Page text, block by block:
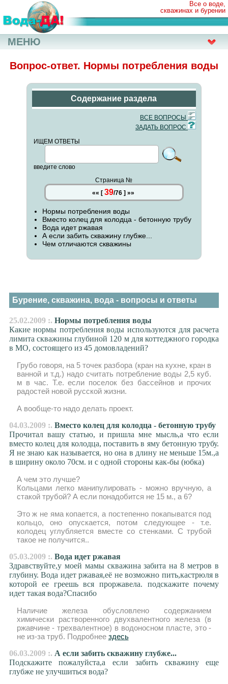
Все о воде,
скважинах и бурении
Вопрос-ответ. Нормы потребления воды
Содержание раздела
ВСЕ ВОПРОСЫ
ЗАДАТЬ ВОПРОС
ИЩЕМ ОТВЕТЫ
введите слово
Страница №
«« [ 39/76] »»
Нормы потребления воды
Вместо колец для колодца - бетонную трубу
Вода идет ржавая
А если забить скважину глубже...
Чем отличаются скважины
Бурение, скважина, вода - вопросы и ответы
25.02.2009 :. Нормы потребления воды
Какие нормы потребления воды используются для расчета
лимита скважины глубиной 120 м для коттеджного городка
в МО, состоящего из 45 домовладений?
Грубо говоря, на 5 точек разбора (кран на кухне, кран в
ванной и т.д.) надо считать потребление воды 2,5 куб.
м в час. Т.е. если поселок без бассейнов и прочих
радостей новой русской жизни.
А вообще-то надо делать проект.
04.03.2009 :. Вместо колец для колодца - бетонную трубу
Прочитал вашу статью, и пришла мне мысль,а что если
вместо колец для колодца, поставить в яму бетонную трубу.
Я не знаю как называется, но она в длину не меньше 15м.,а
в ширину около 70см. и с одной стороны как-бы (юбка)
А чем это лучше?
Кольцами легко манипулировать - можно вручную, а
стакой трубой? А если понадобится не 15 м., а 6?
Это ж не яма копается, а постепенно покапыватся под
кольцо, оно опускается, потом следующее - т.е.
колодец углубляется вместе со стенками. С трубой
такое не получится..
05.03.2009 :. Вода идет ржавая
Здравствуйте,у моей мамы скважина забита на 8 метров в
глубину. Вода идет ржавая,её не возможно пить,кастрюля в
которой ее греешь вся проржавела. подскажите почему
идет такая вода?Спасибо
Наличие железа обусловлено содержанием
химически растворенного двухвалентного железа (в
ржавчине - трехвалентное) в водоносном пласте, это -
не из-за труб. Подробнее здесь
06.03.2009 :. А если забить скважину глубже...
Подскажите пожалуйста,а если забить скважину еще
глубже не улучшиться вода?
МЕНЮ